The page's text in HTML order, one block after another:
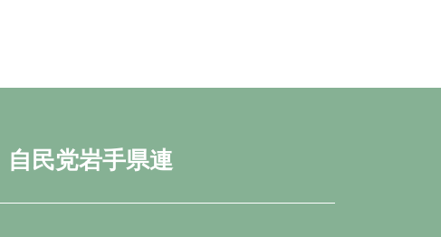
自民党岩手県連